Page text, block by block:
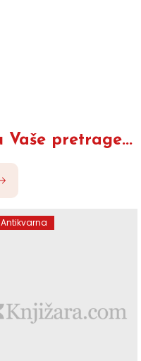
Vaše pretrage...
Antikvarna